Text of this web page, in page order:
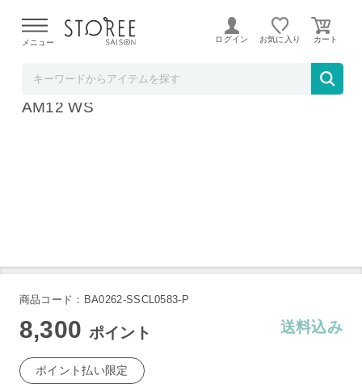
よる配送遅延が発生しております。
メニュー ログイン お気に入り
Dyson Cool CF1 ファン ホワイト/シルバー
AM12 WS
商品コード：BA0262-SSCL0583-P
8,300 ポイント 送料込み
ポイント払い限定